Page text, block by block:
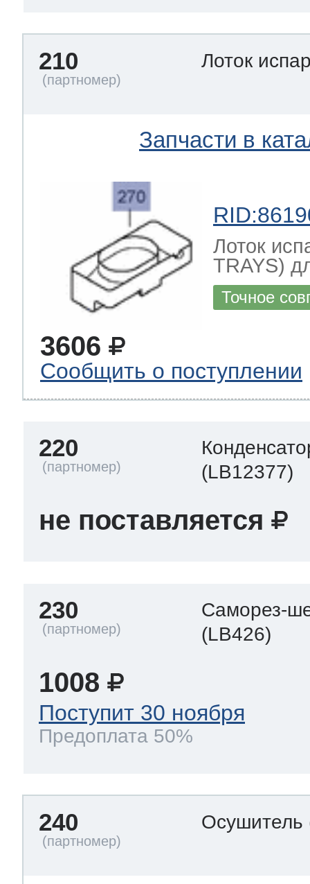
210 Лоток
Запчасти в
Лоток
TRAYS)
Точное
3606
Сообщить о поступлении
220
(LB12377)
не поставляется
230
Саморез-
(LB426)
1008
Поступит 30 ноября
Предоплата 50%
240 Осушитель